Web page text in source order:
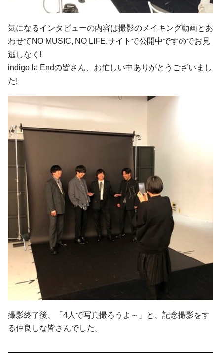
気になるインタビューの内容は撮影のメイキング動画とあ
わせてNO MUSIC, NO LIFE.サイトで公開中ですのでお見
逃しなく!
indigo la Endの皆さん、お忙しい中ありがとうございまし
た!
撮影終了後、「4人で写真撮ろうよ～」と、記念撮影をす
る仲良しな皆さんでした。